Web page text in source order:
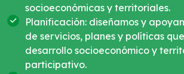
socioeconómicas y territoriales.
Planificación: diseñamos y
de servicios, planes y políticas
desarrollo socioeconómico y
participativo.